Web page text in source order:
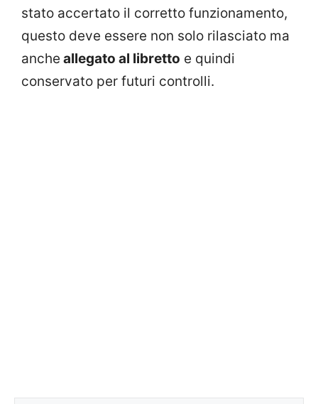
stato accertato il corretto funzionamento,
questo deve essere non solo rilasciato ma
anche allegato al libretto e quindi
conservato per futuri controlli.